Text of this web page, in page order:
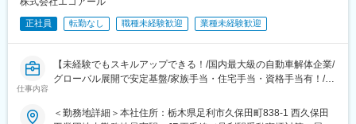
重視し、相談しやすく協力し合える職場環境です。
当社は2023年2月に設立された楽天グループ100％出資の新会社
で、事業運営に必要な企画、立ち上げ、コンサルティング、オペ
ています。
国内最大級の自動車解体企業として年間2万6,000台の解体を行っ
ています。
また世界50カ国に販売ネットワークを持ちグローバル展開でも実
績を伸ばしているので日本国内・海外での為替変動による業績変
動にも影響を受けづらい環境です。
【福利厚生充実】
ガソリン代の社員価格等生活に直結する福利厚生も整っておりま
正社員 転勤なし 職種未経験歓迎 業種未経験歓迎
仕事内容
【未経験でもスキルアップできる！/国内最大級の自動車解体企業/
グローバル展開で安定基盤/家族手当・住宅手当・資格手当有！/転
■採用背景：
＜勤務地詳細＞本社住所：栃木県足利市久保田町838-1 西久保田